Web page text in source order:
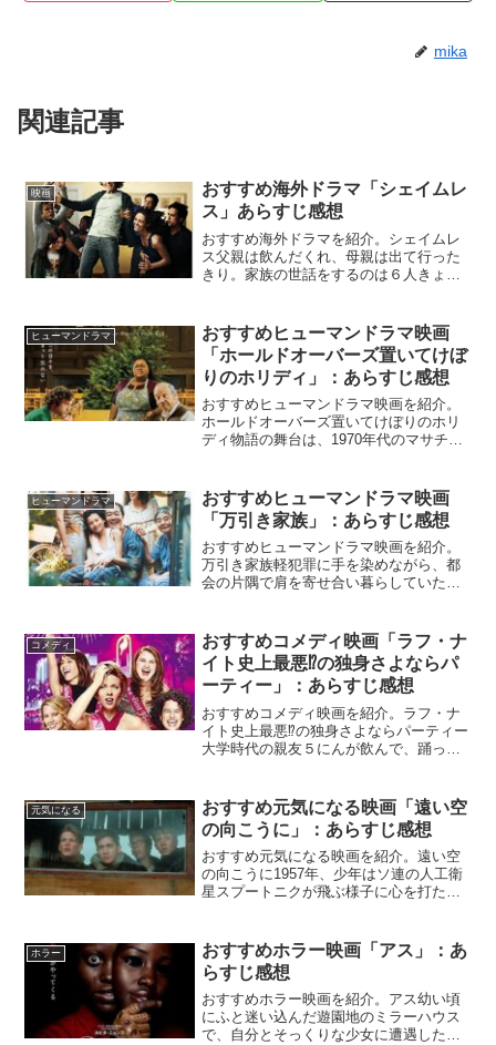
mika
関連記事
映画
おすすめ海外ドラマ「シェイムレ
ス」あらすじ感想
おすすめ海外ドラマを紹介。シェイムレ
ス父親は飲んだくれ、母親は出て行った
きり。家族の世話をするのは６人きょう
Netflix公式色んな障害を持つ人がでてく
る。障害にも負け...
ヒューマンドラマ
おすすめヒューマンドラマ映画
「ホールドオーバーズ置いてけぼ
りのホリディ」：あらすじ感想
おすすめヒューマンドラマ映画を紹介。
ホールドオーバーズ置いてけぼりのホリ
ディ物語の舞台は、1970年代のマサチュ
れている教師ポールは、クリスマス休暇
に家に帰れない学生た...
ヒューマンドラマ
おすすめヒューマンドラマ映画
「万引き家族」：あらすじ感想
おすすめヒューマンドラマ映画を紹介。
万引き家族軽犯罪に手を染めながら、都
会の片隅で肩を寄せ合い暮らしていた一
が暗転しはじめる。『万引き家族』
Netflix公式ほんわかフ...
コメディ
おすすめコメディ映画「ラフ・ナ
イト史上最悪⁉の独身さよならパ
ーティー」：あらすじ感想
おすすめコメディ映画を紹介。ラフ・ナ
イト史上最悪⁉の独身さよならパーティー
大学時代の親友５にんが飲んで、踊っ
独身さよならパーティーは驚きの展開
に…。『ラフ・ナイト史上最...
元気になる
おすすめ元気になる映画「遠い空
の向こうに」：あらすじ感想
おすすめ元気になる映画を紹介。遠い空
の向こうに1957年、少年はソ連の人工衛
星スプートニクが飛ぶ様子に心を打た
学金も夢じゃない。『遠い空の向こう
に』Netflix公式実...
ホラー
おすすめホラー映画「アス」：あ
らすじ感想
おすすめホラー映画を紹介。アス幼い頃
にふと迷い込んだ遊園地のミラーハウス
で、自分とそっくりな少女に遭遇した、